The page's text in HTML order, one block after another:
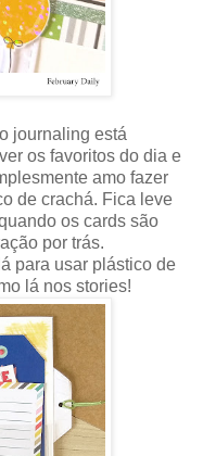
journaling está
os favoritos do dia e
amo fazer
de crachá. Fica leve
os cards são
por trás.
para usar plástico de
lá nos stories!